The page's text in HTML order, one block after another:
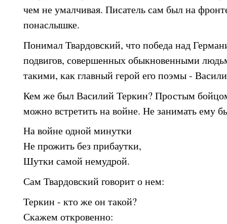
чем не умалчивая. Писатель сам был на
понаслышке.
Понимал Твардовский, что победа над
подвигов, совершенных обыкновенными
такими, как главный герой его поэмы -
Кем же был Василий Теркин? Простым
можно встретить на войне. Не занимать ему
На войне одной минутки
Не прожить без прибаутки,
Шутки самой немудрой.
Сам Твардовский говорит о нем:
Теркин - кто же он такой?
Скажем откровенно: